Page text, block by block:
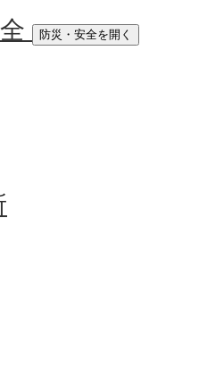
防災・安全を開く